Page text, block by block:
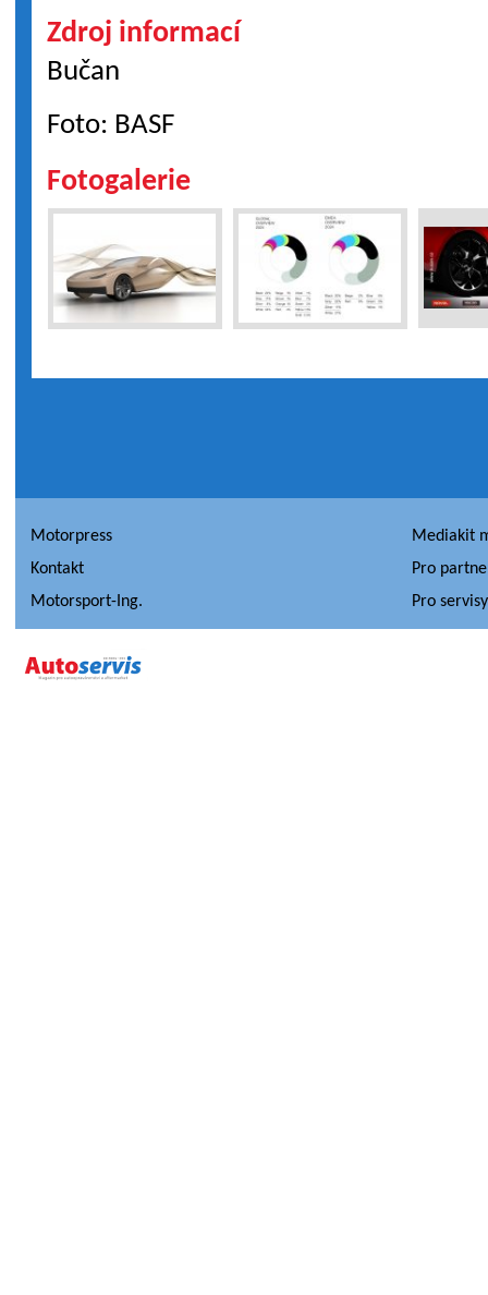
Zdroj informací
Bučan
Foto: BASF
Fotogalerie
Motorpress
Mediakit
Kontakt
Pro
Motorsport-Ing.
Pro servisy